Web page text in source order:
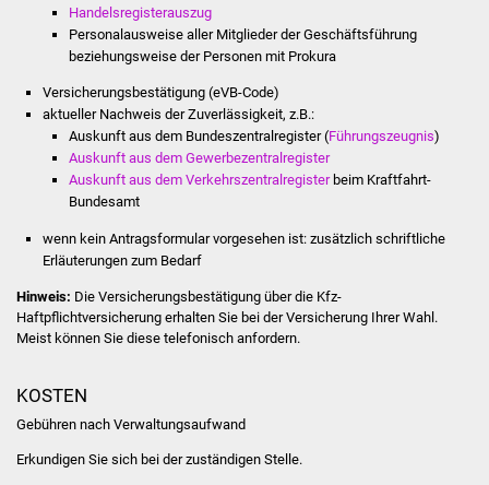
Abfall und Entsorgung
Kultur & Freizeit
Veranstaltungen
Einrichtungen
Stadtarchiv
Handelsregisterauszug
Personalausweise aller Mitglieder der Geschäftsführung
beziehungsweise der Personen mit Prokura
Versicherungsbestätigung (eVB-Code)
aktueller Nachweis der Zuverlässigkeit, z.B.:
Auskunft aus dem Bundeszentralregister (Führungszeugnis)
Auskunft aus dem Gewerbezentralregister
Auskunft aus dem Verkehrszentralregisterbeim Kraftfahrt-
Bundesamt
wenn kein Antragsformular vorgesehen ist: zusätzlich schriftliche
Erläuterungen zum Bedarf
Hinweis: Die Versicherungsbestätigung über die Kfz-
Haftpflichtversicherung erhalten Sie bei der Versicherung Ihrer Wahl.
Meist können Sie diese telefonisch anfordern.
KOSTEN
Gebühren nach Verwaltungsaufwand
Erkundigen Sie sich bei der zuständigen Stelle.